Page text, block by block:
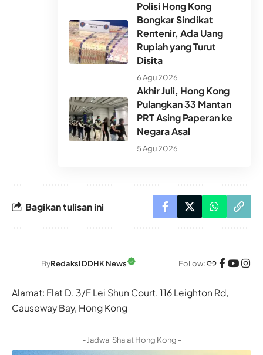
Polisi Hong Kong
Bongkar Sindikat
Rentenir, Ada Uang
Rupiah yang Turut
Disita
6 Agu 2026
Akhir Juli, Hong Kong
Pulangkan 33 Mantan
PRT Asing Paperan ke
Negara Asal
5 Agu 2026
Bagikan tulisan ini
ByRedaksi DDHK News Follow:
Alamat: Flat D, 3/F Lei Shun Court, 116 Leighton Rd,
Causeway Bay, Hong Kong
- Jadwal Shalat Hong Kong -